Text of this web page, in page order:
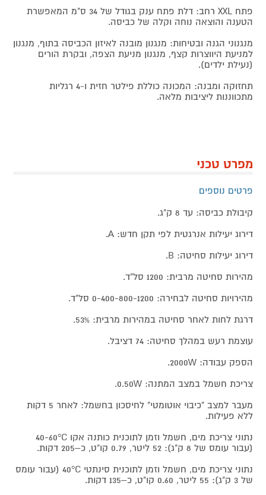
פתח XXL רחב: דלת פתח ענק בגודל של 34 ס"מ המאפשרת
הטענה והוצאה נוחה וקלה של כביסה.
מנגנוני הגנה ובטיחות: מנגנון מובנה לאיזון הכביסה בתוף, מנגנון
למניעת היווצרות קצף, מנגנון מניעת הצפה, ובקרת הורים
(נעילת ילדים).
תחזוקה ומבנה: המכונה כוללת פילטר חזית ו-4 רגליות
מתכווננות ליציבות מלאה.
מפרט טכני
פרטים נוספים
קיבולת כביסה: עד 8 ק"ג.
דירוג יעילות אנרגטית לפי תקן חדש: A.
דירוג יעילות סחיטה: B.
מהירות סחיטה מרבית: 1200 סל"ד.
מהירויות סחיטה לבחירה: 0-400-800-1200 סל"ד.
דרגת לחות לאחר סחיטה במהירות מרבית: 53%.
עוצמת רעש במהלך סחיטה: 74 דציבל.
הספק עבודה: 2000W.
צריכת חשמל במצב המתנה: 0.50W.
מעבר למצב "כיבוי אוטומטי" לחיסכון בחשמל: לאחר 5 דקות
ללא פעילות.
נתוני צריכת מים, חשמל וזמן לתוכנית כותנה אקו 40-60°C
(עבור עומס של 8 ק"ג): 52 ליטר, 0.79 קו"ט, כ–205 דקות.
נתוני צריכת מים, חשמל וזמן לתוכנית סינתטי 40°C (עבור עומס
של 3 ק"ג): 55 ליטר, 0.60 קו"ט, כ–135 דקות.